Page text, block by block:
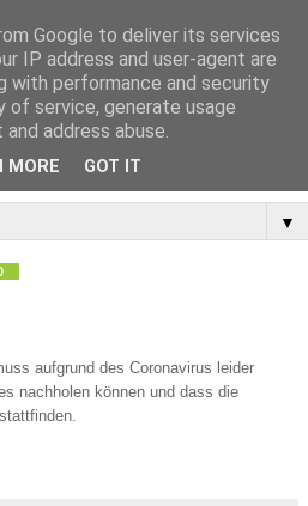
▼
aufgrund des Coronavirus leider
nachholen können und dass die
Google to deliver its services
IP address and user-agent are
with performance and security
service, generate usage
address abuse.
MORE GOT IT